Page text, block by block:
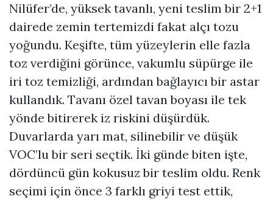
Nilüfer’de, yüksek tavanlı, yeni teslim bir 2+1
dairede zemin tertemizdi fakat alçı tozu
yoğundu. Keşifte, tüm yüzeylerin elle fazla
toz verdiğini görünce, vakumlu süpürge ile
iri toz temizliği, ardından bağlayıcı bir astar
kullandık. Tavanı özel tavan boyası ile tek
yönde bitirerek iz riskini düşürdük.
Duvarlarda yarı mat, silinebilir ve düşük
VOC’lu bir seri seçtik. İki günde biten işte,
dördüncü gün kokusuz bir teslim oldu. Renk
seçimi için önce 3 farklı griyi test ettik,